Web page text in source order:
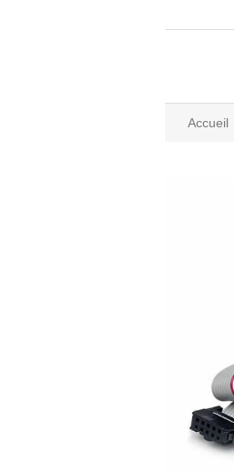
Accueil